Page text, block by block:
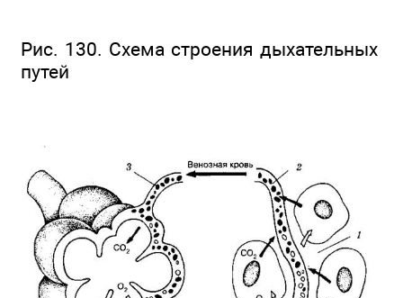
Рис. 130. Схема строения дыхательных
путей